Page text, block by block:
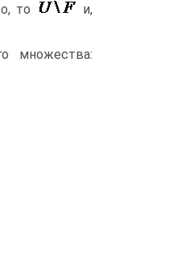
то
и,
множества: